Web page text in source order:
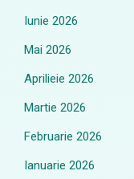
Iunie 2026
Mai 2026
Aprilieie 2026
Martie 2026
Februarie 2026
Ianuarie 2026